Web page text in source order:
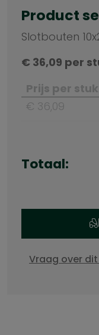
Product
Slotbouten
€ 36,09 per
Prijs per
€ 36,09
Totaal:
Vraag over